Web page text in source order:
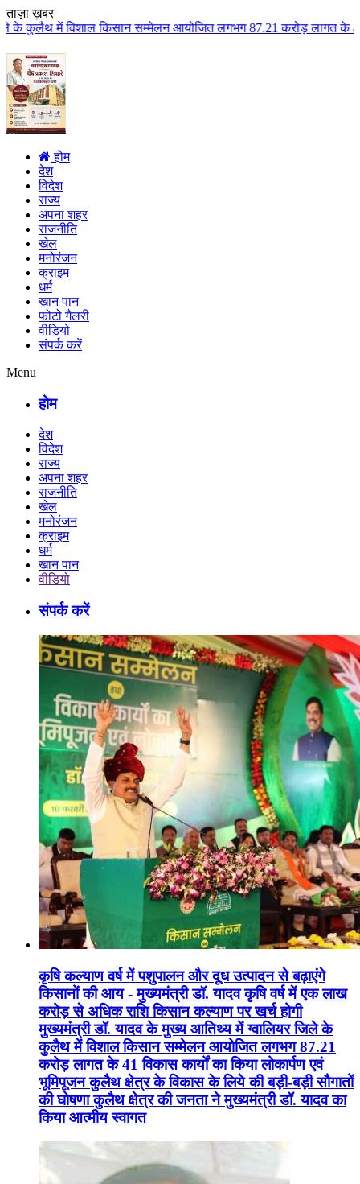
ताज़ा ख़बर
आयोजित लगभग 87.21 करोड़ लागत के 41 विकास कार्यों का
होम
देश
विदेश
राज्य
अपना शहर
राजनीति
खेल
मनोरंजन
क्राइम
धर्म
खान पान
फोटो गैलरी
वीडियो
संपर्क करें
Menu
होम
देश
विदेश
राज्य
अपना शहर
राजनीति
खेल
मनोरंजन
क्राइम
धर्म
खान पान
वीडियो
संपर्क करें
कृषि कल्याण वर्ष में पशुपालन और दूध उत्पादन से बढ़ाएंगे
किसानों की आय - मुख्यमंत्री डॉ. यादव कृषि वर्ष में एक लाख
करोड़ से अधिक राशि किसान कल्याण पर खर्च होगी
मुख्यमंत्री डॉ. यादव के मुख्य आतिथ्य में ग्वालियर जिले के
कुलैथ में विशाल किसान सम्मेलन आयोजित लगभग 87.21
करोड़ लागत के 41 विकास कार्यों का किया लोकार्पण एवं
भूमिपूजन कुलैथ क्षेत्र के विकास के लिये की बड़ी-बड़ी सौगातों
की घोषणा कुलैथ क्षेत्र की जनता ने मुख्यमंत्री डॉ. यादव का
किया आत्मीय स्वागत